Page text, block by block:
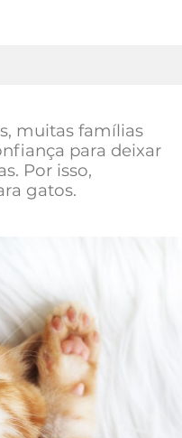
muitas famílias
para deixar
Por isso,
gatos.